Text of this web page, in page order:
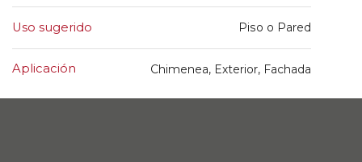
Uso sugerido Piso o Pared
Aplicación Chimenea, Exterior, Fachada